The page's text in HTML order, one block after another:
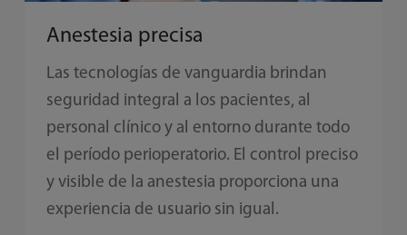
Anestesia precisa
Las tecnologías de vanguardia brindan
seguridad integral a los pacientes, al
personal clínico y al entorno durante todo
el período perioperatorio. El control preciso
y visible de la anestesia proporciona una
experiencia de usuario sin igual.